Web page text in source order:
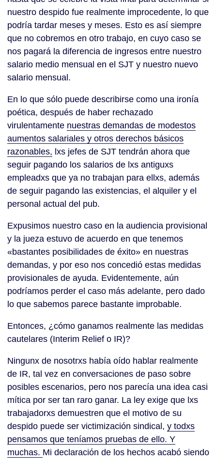
nuestro despido fue realmente improcedente, lo que
podría tardar meses y meses. Esto es así siempre
que no cobremos en otro trabajo, en cuyo caso se
nos pagará la diferencia de ingresos entre nuestro
salario medio mensual en el SJT y nuestro nuevo
salario mensual.
En lo que sólo puede describirse como una ironía
poética, después de haber rechazado
virulentamente nuestras demandas de modestos
aumentos salariales y otros derechos básicos
razonables, lxs jefes de SJT tendrán ahora que
seguir pagando los salarios de lxs antiguxs
empleadxs que ya no trabajan para ellxs, además
de seguir pagando las existencias, el alquiler y el
personal actual del pub.
Expusimos nuestro caso en la audiencia provisional
y la jueza estuvo de acuerdo en que tenemos
«bastantes posibilidades de éxito» en nuestras
demandas, y por eso nos concedió estas medidas
provisionales de ayuda. Evidentemente, aún
podríamos perder el caso más adelante, pero dado
lo que sabemos parece bastante improbable.
Entonces, ¿cómo ganamos realmente las medidas
cautelares (Interim Relief o IR)?
Ningunx de nosotrxs había oído hablar realmente
de IR, tal vez en conversaciones de paso sobre
posibles escenarios, pero nos parecía una idea casi
mítica por ser tan raro ganar. La ley exige que lxs
trabajadorxs demuestren que el motivo de su
despido puede ser victimización sindical, y todxs
pensamos que teníamos pruebas de ello. Y
muchas. Mi declaración de los hechos acabó siendo